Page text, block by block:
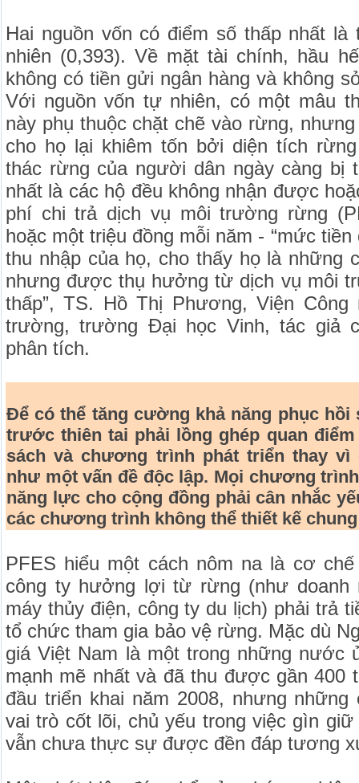
Hai nguồn vốn có điểm số thấp nhất
nhiên (0,393). Về mặt tài chính, hầu
không có tiền gửi ngân hàng và không
Với nguồn vốn tự nhiên, có một mâu
này phụ thuộc chặt chẽ vào rừng,
cho họ lại khiêm tốn bởi diện tích
thác rừng của người dân ngày càng bị
nhất là các hộ đều không nhận được
phí chi trả dịch vụ môi trường rừng
hoặc một triệu đồng mỗi năm - “mức
thu nhập của họ, cho thấy họ là những
nhưng được thụ hưởng từ dịch vụ môi
thấp”, TS. Hồ Thị Phương, Viện
trường, trường Đại học Vinh, tác giả
phân tích.
Để có thể tăng cường khả năng phục hồi
trước thiên tai phải lồng ghép quan
sách và chương trình phát triển thay
như một vấn đề độc lập. Mọi chương
năng lực cho cộng đồng phải cân nhắc
các chương trình không thể thiết kế
PFES hiểu một cách nôm na là cơ
công ty hưởng lợi từ rừng (như doanh
máy thủy điện, công ty du lịch) phải trả
tổ chức tham gia bảo vệ rừng. Mặc dù
giá Việt Nam là một trong những nước
mạnh mẽ nhất và đã thu được gần 400
đầu triển khai năm 2008, nhưng những
vai trò cốt lõi, chủ yếu trong việc gìn
vẫn chưa thực sự được đền đáp tương